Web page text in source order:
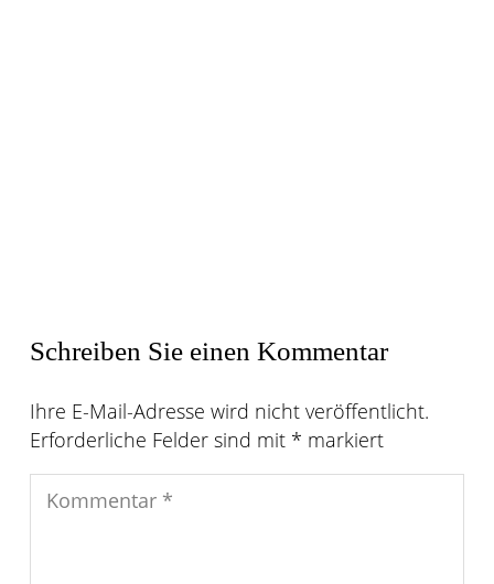
Schreiben Sie einen Kommentar
Ihre E-Mail-Adresse wird nicht veröffentlicht.
Erforderliche Felder sind mit * markiert